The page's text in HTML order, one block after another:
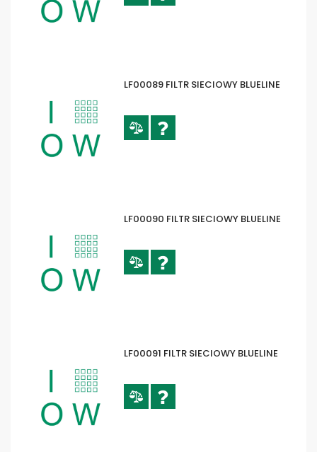
LF00089 FILTR SIECIOWY BLUELINE
LF00090 FILTR SIECIOWY BLUELINE
LF00091 FILTR SIECIOWY BLUELINE